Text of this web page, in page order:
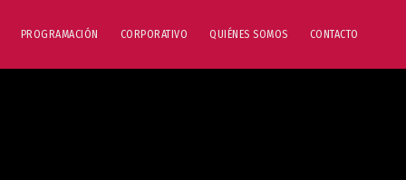
PROGRAMACIÓN CORPORATIVO QUIÉNES SOMOS CONTACTO